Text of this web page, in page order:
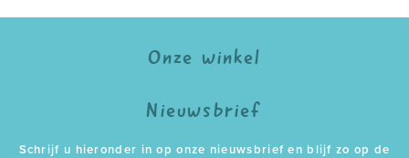
Onze winkel
Nieuwsbrief
Schrijf u hieronder in op onze nieuwsbrief en blijf zo op de